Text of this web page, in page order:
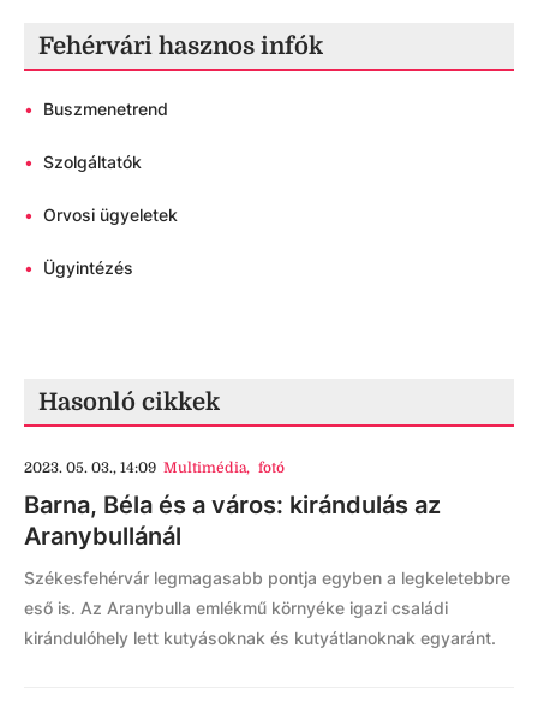
Fehérvári hasznos infók
• Buszmenetrend
• Szolgáltatók
• Orvosi ügyeletek
• Ügyintézés
Hasonló cikkek
2023. 05. 03., 14:09 Multimédia, fotó
Barna, Béla és a város: kirándulás az
Aranybullánál
Székesfehérvár legmagasabb pontja egyben a legkeletebbre
eső is. Az Aranybulla emlékmű környéke igazi családi
kirándulóhely lett kutyásoknak és kutyátlanoknak egyaránt.